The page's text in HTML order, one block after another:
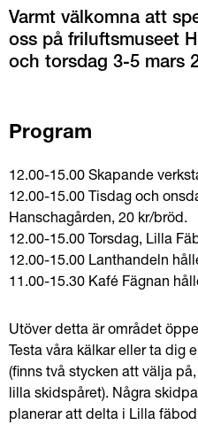
Varmt välkomna att
oss på friluftsmuseet
och torsdag 3-5 mars
Program
12.00-15.00 Skapande
12.00-15.00 Tisdag och
Hanschagården, 20 kr/bröd.
12.00-15.00 Torsdag, Lilla
12.00-15.00 Lanthandeln
11.00-15.30 Kafé Fägnan
Utöver detta är området
Testa våra kälkar eller ta dig
(finns två stycken att välja
lilla skidspåret). Några
planerar att delta i Lilla